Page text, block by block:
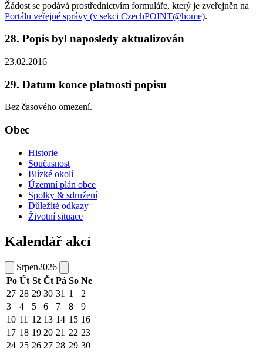
Žádost se podává prostřednictvím formuláře, který je zveřejněn na
Portálu veřejné správy (v sekci CzechPOINT@home).
28. Popis byl naposledy aktualizován
23.02.2016
29. Datum konce platnosti popisu
Bez časového omezení.
Obec
Historie
Současnost
Blízké okolí
Územní plán obce
Spolky & sdružení
Důležité odkazy
Životní situace
Kalendář akcí
Srpen2026
Po Út St Čt Pá So Ne
27 28 29 30 31 1
2
3
4 5 6 7 8
9
10 11 12 13 14 15 16
17 18 19 20 21 22 23
24 25 26 27 28 29 30